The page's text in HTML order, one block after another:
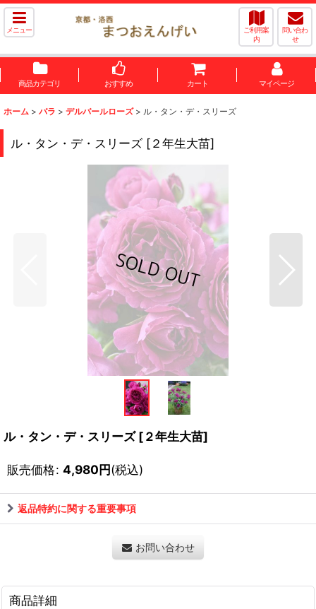
メニュー
ご利用案
内
問い合わ
せ
商品カテゴリ おすすめ カート マイページ
ホーム > バラ > デルバールローズ > ル・タン・デ・スリーズ
ル・タン・デ・スリーズ [２年生大苗]
ル・タン・デ・スリーズ [２年生大苗]
販売価格: 4,980円(税込)
返品特約に関する重要事項
お問い合わせ
商品詳細